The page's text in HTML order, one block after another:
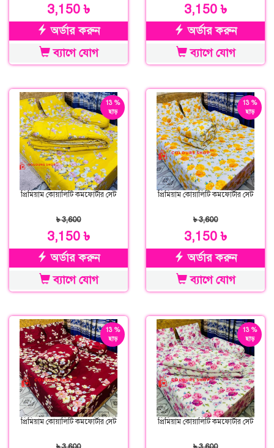
3,150 ৳
অর্ডার করুন
ব্যাগে যোগ
3,150 ৳
অর্ডার করুন
ব্যাগে যোগ
13 %
ছাড়
প্রিমিয়াম কোয়ালিটি কমফোর্টার সেট
৳ 3,600
3,150 ৳
অর্ডার করুন
ব্যাগে যোগ
13 %
ছাড়
প্রিমিয়াম কোয়ালিটি কমফোর্টার সেট
৳ 3,600
3,150 ৳
অর্ডার করুন
ব্যাগে যোগ
13 %
ছাড়
প্রিমিয়াম কোয়ালিটি কমফোর্টার সেট
13 %
ছাড়
প্রিমিয়াম কোয়ালিটি কমফোর্টার সেট